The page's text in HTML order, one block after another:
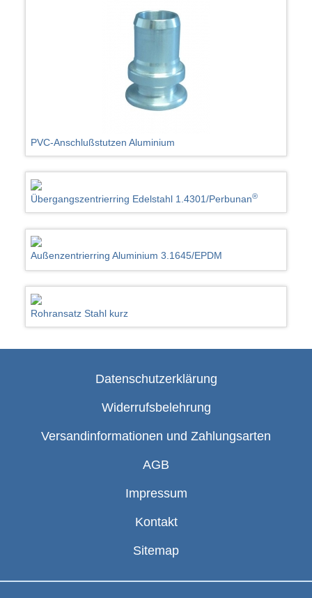
PVC-Anschlußstutzen Aluminium
Übergangszentrierring Edelstahl 1.4301/Perbunan®
Außenzentrierring Aluminium 3.1645/EPDM
Rohransatz Stahl kurz
Datenschutzerklärung
Widerrufsbelehrung
Versandinformationen und Zahlungsarten
AGB
Impressum
Kontakt
Sitemap